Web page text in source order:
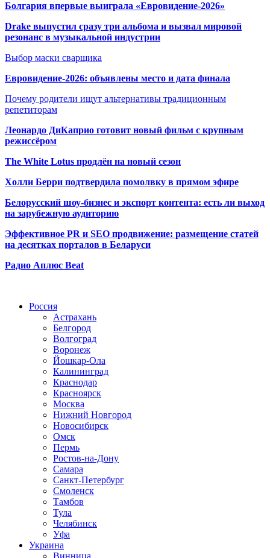
Болгария впервые выиграла «Евровидение-2026»
Drake выпустил сразу три альбома и вызвал мировой
резонанс в музыкальной индустрии
Выбор маски сварщика
Евровидение-2026: объявлены место и дата финала
Почему родители ищут альтернативы традиционным
репетиторам
Леонардо ДиКаприо готовит новый фильм с крупным
режиссёром
The White Lotus продлён на новый сезон
Холли Берри подтвердила помолвку в прямом эфире
Белорусский шоу-бизнес и экспорт контента: есть ли выход
на зарубежную аудиторию
Эффективное PR и SEO продвижение: размещение статей
на десятках порталов в Беларуси
Радио Аплюс Beat
Россия
Астрахань
Белгород
Волгоград
Воронеж
Йошкар-Ола
Калининград
Краснодар
Красноярск
Москва
Нижний Новгород
Новосибирск
Омск
Пермь
Ростов-на-Дону
Самара
Санкт-Петербург
Смоленск
Тамбов
Тула
Челябинск
Уфа
Украина
Винница